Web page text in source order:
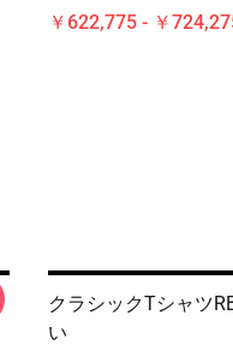
￥622,775 - ￥
クラシックTシャツ
い